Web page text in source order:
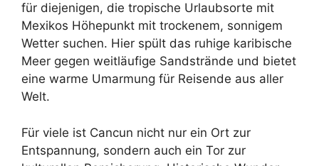
für diejenigen, die tropische Urlaubsorte mit
Mexikos Höhepunkt mit trockenem, sonnigem
Wetter suchen. Hier spült das ruhige karibische
Meer gegen weitläufige Sandstrände und bietet
eine warme Umarmung für Reisende aus aller
Welt.
Für viele ist Cancun nicht nur ein Ort zur
Entspannung, sondern auch ein Tor zur